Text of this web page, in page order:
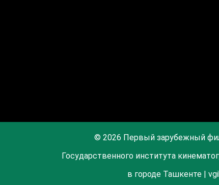
© 2026 Первый зарубежный
Государственного института
в городе Ташкенте |